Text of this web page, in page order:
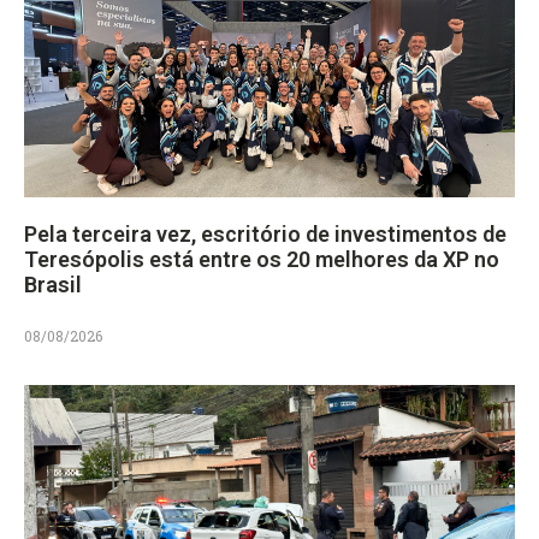
Pela terceira vez, escritório de investimentos de
Teresópolis está entre os 20 melhores da XP no
Brasil
08/08/2026